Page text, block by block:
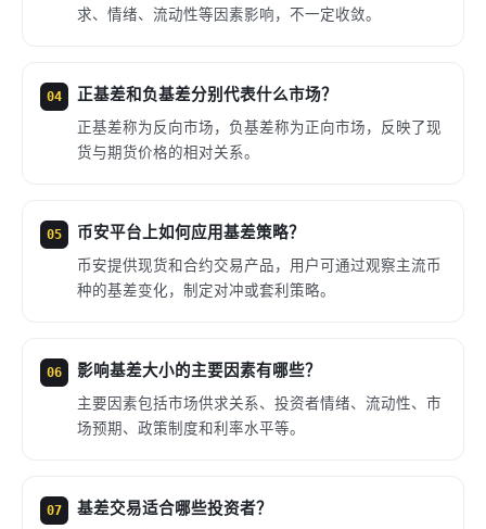
求、情绪、流动性等因素影响，不一定收敛。
04 正基差和负基差分别代表什么市场？
正基差称为反向市场，负基差称为正向市场，反映了现
货与期货价格的相对关系。
05 币安平台上如何应用基差策略？
币安提供现货和合约交易产品，用户可通过观察主流币
种的基差变化，制定对冲或套利策略。
06 影响基差大小的主要因素有哪些？
主要因素包括市场供求关系、投资者情绪、流动性、市
场预期、政策制度和利率水平等。
07 基差交易适合哪些投资者？